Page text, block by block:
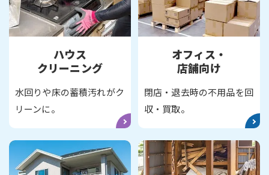
ハウス
クリーニング
水回りや床の蓄積汚れがク
リーンに。
オフィス・
店舗向け
閉店・退去時の不用品を回
収・買取。